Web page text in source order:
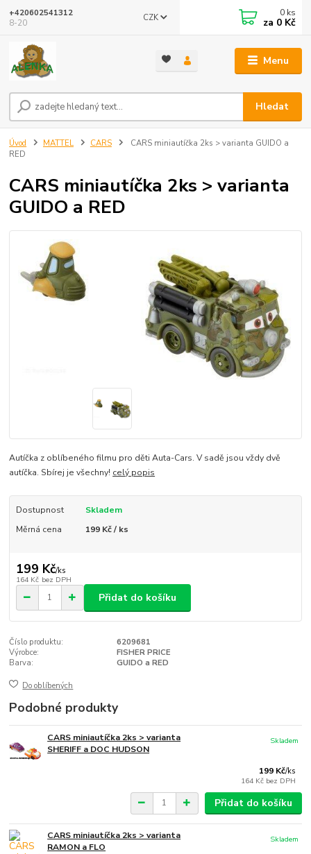
Menu
CZK
Hledat
+420602541312
8-20
0 ks
za 0 Kč
Úvod MATTEL CARS
CARS miniautíčka 2ks > varianta GUIDO a
RED
CARS miniautíčka 2ks > varianta
GUIDO a RED
Autíčka z oblíbeného filmu pro děti Auta-Cars. V sadě jsou vždy dvě
autíčka. Sbírej je všechny! celý popis
Dostupnost
Skladem
Měrná cena
199 Kč / ks
199 Kč/ks
164 Kč bez DPH
Přidat do košíku
Číslo produktu:
6209681
Výrobce:
FISHER PRICE
Barva:
GUIDO a RED
Do oblíbených
Podobné produkty
CARS miniautíčka 2ks > varianta
SHERIFF a DOC HUDSON
199 Kč/ks
164 Kč bez DPH
Skladem
Přidat do košíku
CARS miniautíčka 2ks > varianta
RAMON a FLO
Skladem